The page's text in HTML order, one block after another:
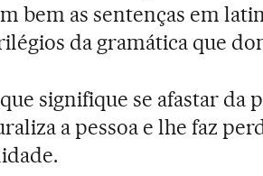
bem as sentenças em
da gramática que
signifique se afastar da
a pessoa e lhe faz